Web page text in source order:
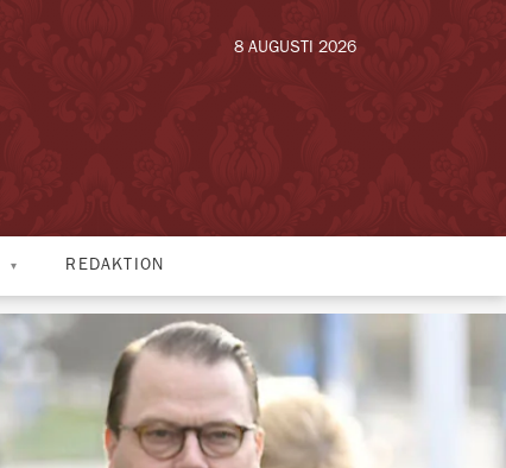
8 AUGUSTI 2026
REDAKTION